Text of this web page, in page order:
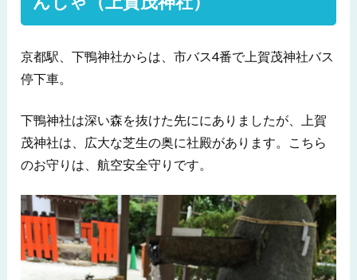
京都駅、下鴨神社からは、市バス4番で上賀茂神社バス
停下車。
下鴨神社は深い森を抜けた先ににありましたが、上賀
茂神社は、広大な芝生の奥に社殿があります。こちら
のお守りは、航空安全守りです。